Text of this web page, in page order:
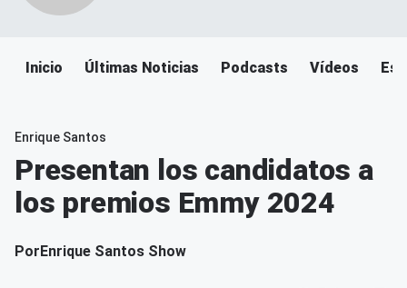
Inicio Últimas Noticias Podcasts Vídeos
Enrique Santos
Presentan los candidatos a
los premios Emmy 2024
PorEnrique Santos Show